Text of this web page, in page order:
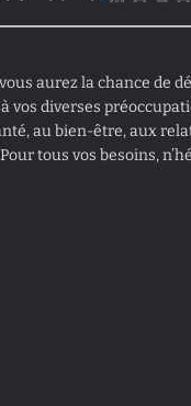
aurez la chance de
vos diverses
au bien-être, aux
tous vos besoins,